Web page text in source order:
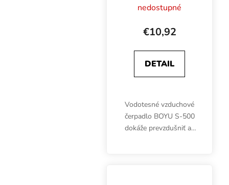
nedostupné
€10,92
DETAIL
Vodotesné vzduchové
čerpadlo BOYU S-500
dokáže prevzdušniť až